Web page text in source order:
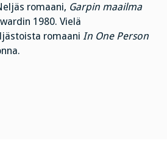
romaani, Garpin maailma
1980. Vielä
romaani In One Person